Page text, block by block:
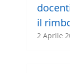
il
2 Aprile